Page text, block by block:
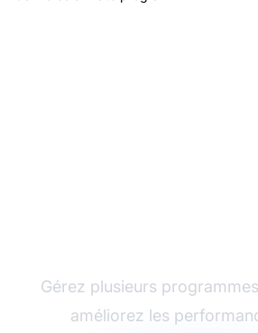
Gérez plusieurs
améliorez les